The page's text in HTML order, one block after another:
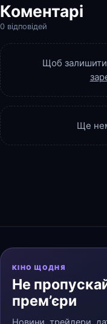
Коментарі
0 відповідей
Щоб
Ще
КІНО ЩОДНЯ
Не
прем’єри